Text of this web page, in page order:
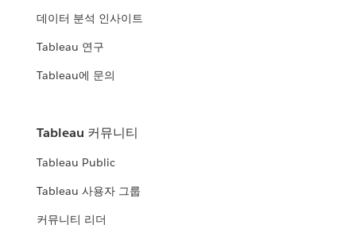
데이터 분석 인사이트
Tableau 연구
Tableau에 문의
Tableau 커뮤니티
Tableau Public
Tableau 사용자 그룹
커뮤니티 리더